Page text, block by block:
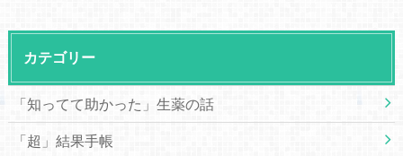
カテゴリー
「知ってて助かった」生薬の話
「超」結果手帳